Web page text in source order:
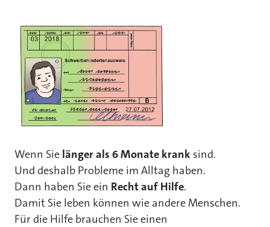
Wenn Sie länger als 6 Monate krank sind.
Und deshalb Probleme im Alltag haben.
Dann haben Sie ein Recht auf Hilfe.
Damit Sie leben können wie andere Menschen.
Für die Hilfe brauchen Sie einen